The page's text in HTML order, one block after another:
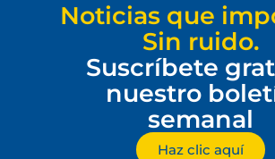
Noticias que
Sin ruido.
Suscríbete
nuestro
semanal
Haz clic aquí